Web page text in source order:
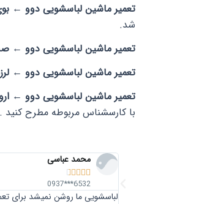
تعمیر ماشین لباسشویی دوو ←
شد.
تعمیر ماشین لباسشویی دوو ←
تعمیر ماشین لباسشویی دوو ←
تعمیر ماشین لباسشویی دوو ←
با کارسشناس مربوطه مطرح کنید .
محمد عباسی





6532***0937
لباسشویی ما روشن نمیشد برای